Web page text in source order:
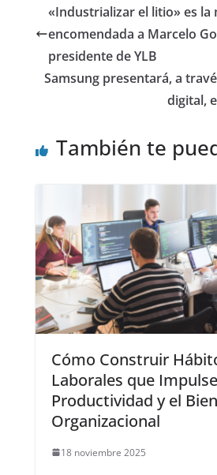
«Industrializar el litio» es la
encomendada a Marcelo
presidente de YLB
Samsung presentará, a
digital,
También te
Cómo Construir
Laborales que
Productividad y el
Organizacional
18 noviembre 2025